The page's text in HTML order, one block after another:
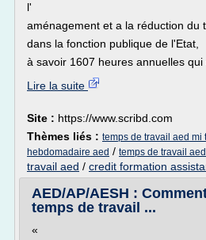
l'
aménagement et a la réduction du
dans la fonction publique de l'Etat,
à savoir 1607 heures annuelles qui
Lire la suite
Site : https://www.scribd.com
Thèmes liés : temps de travail aed mi
hebdomadaire aed / temps de travail
travail aed / credit formation
AED/AP/AESH :
temps de travail ...
«